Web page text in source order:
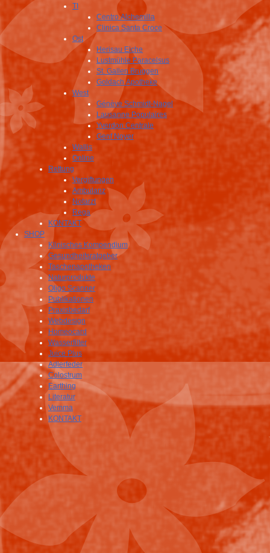
TI
Centro Alchemilla
Clinica Santa Croce
Ost
Herisau Eiche
Lustmühle Paracelsus
St. Gallen Bruggen
Goldach Apotheke
West
Génève Schmidt-Nagel
Lausanne Populaires
Yverdon Centrale
Genf Noyer
Wallis
Online
Rettung
Vergiftungen
Ambulanz
Notarzt
Rega
KONTAKT
SHOP
Klinisches Kompendium
Gesundheitsratgeber
Taschenapotheken
Naturprodukte
Oligo Scanner
Publikationen
Praxisbedarf
Webdesign
Homeocard
Wasserfilter
Juice Plus
Adlerfeder
Colostrum
Earthing
Literatur
Vemma
KONTAKT